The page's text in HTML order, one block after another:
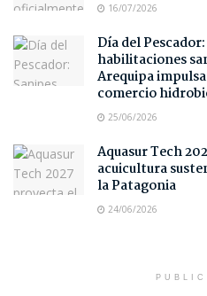
16/07/2026
Día del
habilitaciones
Arequipa
comercio
25/06/2026
Aquasur Tech
acuicultura
la Patagonia
24/06/2026